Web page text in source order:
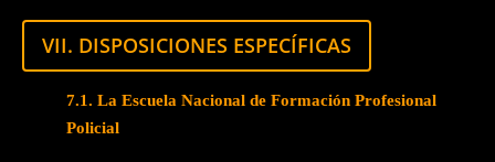
VII. DISPOSICIONES ESPECÍFICAS
7.1. La Escuela Nacional de Formación Profesional
Policial